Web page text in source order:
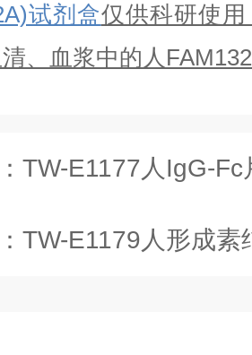
试剂盒仅供科研使
、血浆中的 人
TW-E1177人IgG-Fc片段结
TW-E1179人形成素结合